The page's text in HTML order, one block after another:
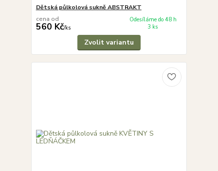
Dětská půlkolová sukně ABSTRAKT
cena od
560 Kč/ks
Odesíláme do 48 h
3 ks
Zvolit variantu